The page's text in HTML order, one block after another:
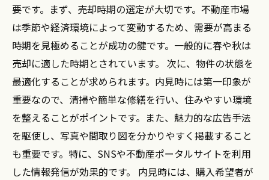
スト
要です。まず、売却時期の選定が大切です。不動産市場
は季節や経済環境によって変動するため、需要が高まる
時期を見極めることが成功の鍵です。一般的に春や秋は
売却に適した時期とされています。 次に、物件の状態を
最適化することが求められます。内見時には第一印象が
重要なので、清掃や簡単な修繕を行い、住みやすい環境
を整えることがポイントです。また、魅力的な広告手法
を駆使し、写真や間取り図を分かりやすく掲載すること
も重要です。特に、SNSや不動産ポータルサイトを利用
した情報発信が効果的です。 内見時には、購入希望者が